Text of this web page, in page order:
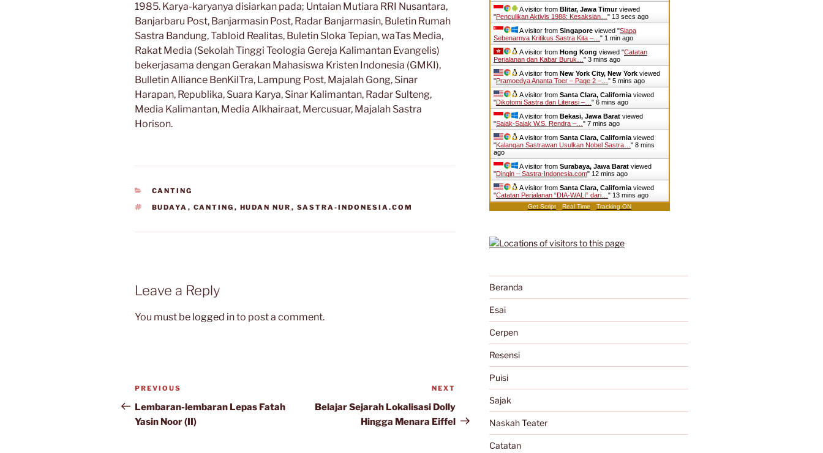
1985. Karya-karyanya disiarkan pada; Untaian Mutiara RRI Nusantara,
Banjarbaru Post, Banjarmasin Post, Radar Banjarmasin, Buletin Rumah
Sastra Bandung, Tabloid Realitas, Buletin Sloka Tepian, waTas Media,
Rakat Media (Sekolah Tinggi Teologia Gereja Kalimantan Evangelis)
bekerjasama dengan Gerakan Mahasiswa Kristen Indonesia (GMKI),
Bulletin Alliance BenKilTra, Lampung Post, Majalah Gong, Sinar
Harapan, Republika, Suara Karya, Sinar Kalimantan, Radar Sulteng,
Media Kalimantan, Media Alkhairaat, Mercusuar, Majalah Sastra
Horison.
CATEGORIES
CANTING
TAGS
BUDAYA , CANTING , HUDAN NUR , SASTRA-INDONESIA.COM
Leave a Reply
You must be logged into post a comment.
Post
navigation
Previous
Post
PREVIOUS
Lembaran-lembaran Lepas Fatah
Yasin Noor (II)
Post
NEXT
Belajar Sejarah Lokalisasi Dolly
Hingga Menara Eiffel
A visitor from Blitar, Jawa Timurviewed
"Penculikan Aktivis 1988: Kesaksian… " 14 secs ago
A visitor from Singaporeviewed "Siapa
Sebenarnya Kritikus Sastra Kita –… " 1 min ago
A visitor from Hong Kong viewed "Catatan
Perjalanan dan Kabar Buruk… " 3 mins ago
A visitor from New York City, New Yorkviewed
"Pramoedya Ananta Toer – Page 2 –… " 5 mins ago
A visitor from Santa Clara, Californiaviewed
"Dikotomi Sastra dan Literasi –… " 6 mins ago
A visitor from Bekasi, Jawa Baratviewed
"Sajak-Sajak W.S. Rendra –… " 7 mins ago
A visitor from Santa Clara, Californiaviewed
"Kalangan Sastrawan Usulkan Nobel Sastra… " 8 mins
ago
A visitor from Surabaya, Jawa Baratviewed
"Dingin – Sastra-Indonesia.com" 12 mins ago
A visitor from Santa Clara, Californiaviewed
"Catatan Perjalanan “DIA-WALI” dari… " 13 mins ago
Get Script Real Time Tracking ON
Beranda
Esai
Cerpen
Resensi
Puisi
Sajak
Naskah Teater
Catatan